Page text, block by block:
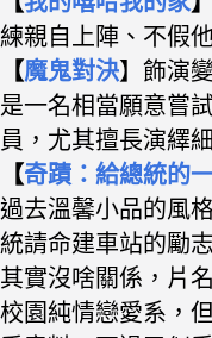
練親自上陣、不假
【魔鬼對決】飾演
是一名相當願意嘗
員，尤其擅長演繹
【奇蹟：給總統的
過去溫馨小品的風
統請命建車站的勵
其實沒啥關係，片
校園純情戀愛系，